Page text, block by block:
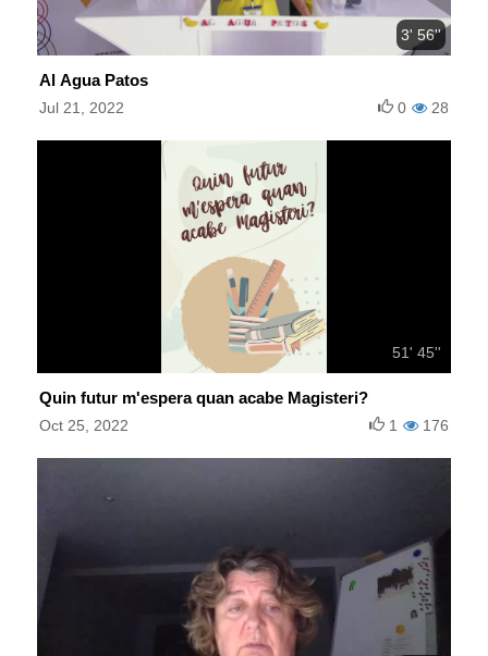
3' 56''
Al Agua Patos
Jul 21, 2022 28
0
51' 45''
Quin futur m'espera quan acabe Magisteri?
Oct 25, 2022 176
1